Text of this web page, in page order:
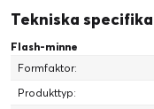
Tekniska
Flash-minne
Formfaktor:
Produkttyp: